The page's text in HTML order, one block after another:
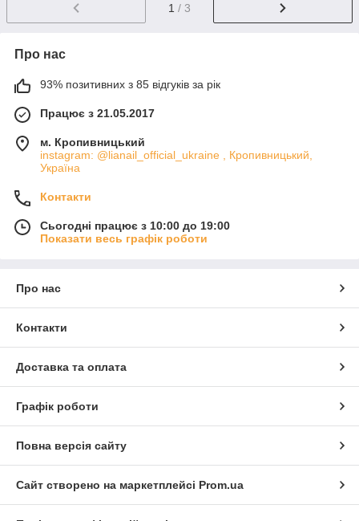
1 / 3
Про нас
93% позитивних з 85 відгуків за рік
Працює з 21.05.2017
м. Кропивницький
instagram: @lianail_official_ukraine , Кропивницький,
Україна
Контакти
Сьогодні працює з 10:00 до 19:00
Показати весь графік роботи
Про нас
Контакти
Доставка та оплата
Графік роботи
Повна версія сайту
Сайт створено на маркетплейсі Prom.ua